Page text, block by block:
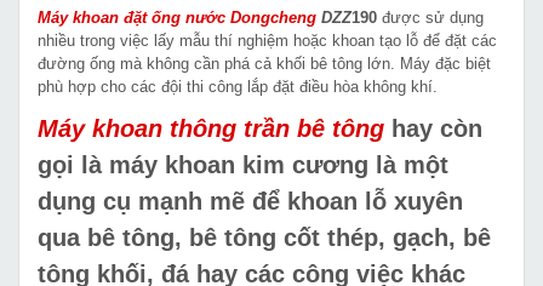
Máy khoan đặt ống nước Dongcheng DZZ190 được sử dụng
nhiều trong việc lấy mẫu thí nghiệm hoặc khoan tạo lỗ để đặt các
đường ống mà không cần phá cả khối bê tông lớn. Máy đặc biệt
phù hợp cho các đội thi công lắp đặt điều hòa không khí.
Máy khoan thông trần bê tông hay còn
gọi là máy khoan kim cương là một
dụng cụ mạnh mẽ để khoan lỗ xuyên
qua bê tông, bê tông cốt thép, gạch, bê
tông khối, đá hay các công việc khác